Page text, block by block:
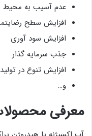
عدم آسیب به
افزایش سطح
افزایش سود آوری
جذب سرمایه گذار
افزایش تنوع در
و…
معرفی